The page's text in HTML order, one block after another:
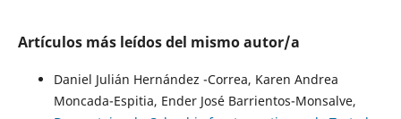
Artículos más leídos del mismo autor/a
Daniel Julián Hernández -Correa, Karen Andrea
Moncada-Espitia, Ender José Barrientos-Monsalve,